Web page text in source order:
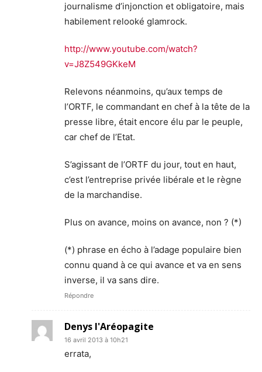
journalisme d’injonction et obligatoire, mais
habilement relooké glamrock.
http://www.youtube.com/watch?
v=J8Z549GKkeM
Relevons néanmoins, qu’aux temps de
l’ORTF, le commandant en chef à la tête de la
presse libre, était encore élu par le peuple,
car chef de l’Etat.
S’agissant de l’ORTF du jour, tout en haut,
c’est l’entreprise privée libérale et le règne
de la marchandise.
Plus on avance, moins on avance, non ? (*)
(*) phrase en écho à l’adage populaire bien
connu quand à ce qui avance et va en sens
inverse, il va sans dire.
Répondre
Denys l'Aréopagite
16 avril 2013 à 10h21
errata,